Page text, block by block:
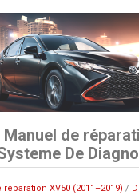
de
De
XV50 (2011–2019) /